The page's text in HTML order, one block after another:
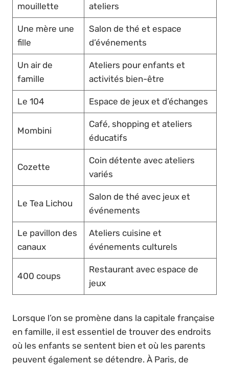
mouillette
ateliers
Une mère une
fille
Salon de thé et espace
d’événements
Un air de
famille
Ateliers pour enfants et
activités bien-être
Le 104 Espace de jeux et d’échanges
Mombini
Café, shopping et ateliers
éducatifs
Cozette
Coin détente avec ateliers
variés
Le Tea Lichou
Salon de thé avec jeux et
événements
Le pavillon des
canaux
Ateliers cuisine et
événements culturels
400 coups
Restaurant avec espace de
jeux
Lorsque l’on se promène dans la capitale française
en famille, il est essentiel de trouver des endroits
où les enfants se sentent bien et où les parents
peuvent également se détendre. À Paris, de